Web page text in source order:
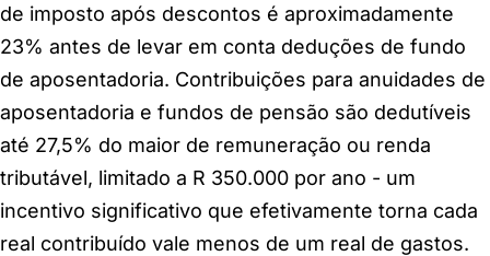
de imposto após descontos é aproximadamente
23% antes de levar em conta deduções de fundo
de aposentadoria. Contribuições para anuidades de
aposentadoria e fundos de pensão são dedutíveis
até 27,5% do maior de remuneração ou renda
tributável, limitado a R 350.000 por ano - um
incentivo significativo que efetivamente torna cada
real contribuído vale menos de um real de gastos.